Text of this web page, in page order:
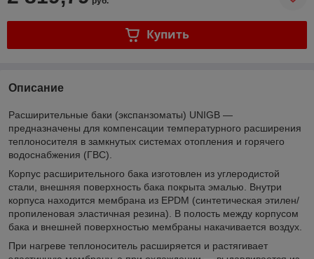
Купить
Описание
Расширительные баки (экспанзоматы) UNIGB —
предназначены для компенсации температурного расширения
теплоносителя в замкнутых системах отопления и горячего
водоснабжения (ГВС).
Корпус расширительного бака изготовлен из углеродистой
стали, внешняя поверхность бака покрыта эмалью. Внутри
корпуса находится мембрана из EPDM (синтетическая этилен/
пропиленовая эластичная резина). В полость между корпусом
бака и внешней поверхностью мембраны накачивается воздух.
При нагреве теплоноситель расширяется и растягивает